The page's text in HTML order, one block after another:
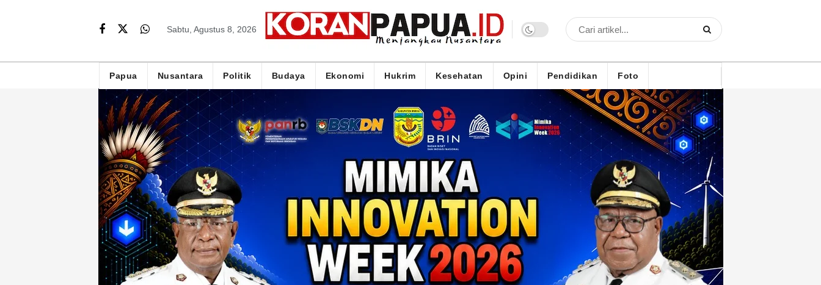
Sabtu, Agustus 8, 2026
Papua Nusantara Politik Budaya Ekonomi Hukrim Kesehatan Opini Pendidikan Foto